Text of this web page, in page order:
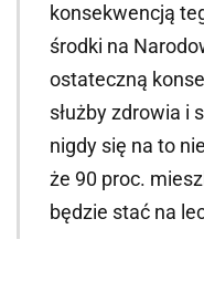
konsekwencją
środki na
ostateczną
służby zdrowia i
nigdy się na to
że 90 proc.
będzie stać na